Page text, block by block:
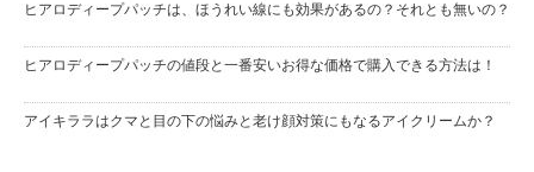
ヒアロディープパッチは、ほうれい線にも効果があるの？それとも無いの？
ヒアロディープパッチの値段と一番安いお得な価格で購入できる方法は！
アイキララはクマと目の下の悩みと老け顔対策にもなるアイクリームか？